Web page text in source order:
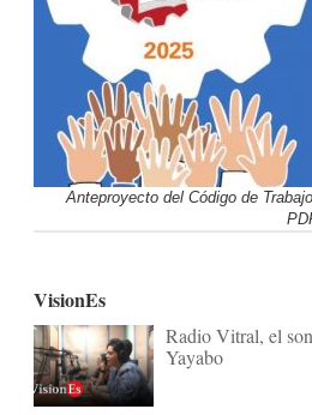
Anteproyecto del Código de
VisionEs
Radio Vitral, el
Yayabo